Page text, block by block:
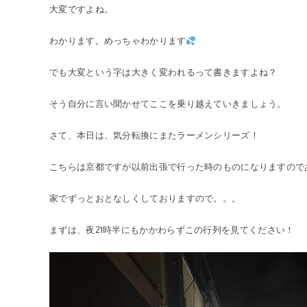
大変ですよね。
わかります。めっちゃわかります
でも大変という字は大きく変われるって書きますよね？
そう自分に言い聞かせてここを乗り越えていきましょう。
さて、本日は、気分転換にまたラーメンシリーズ！
こちらは京都ですが以前出張で行った時のものになりますの
家でずっとおとなしくしておりますので。。。
まずは、夜21時半にもかかわらずこの行列を見てください！